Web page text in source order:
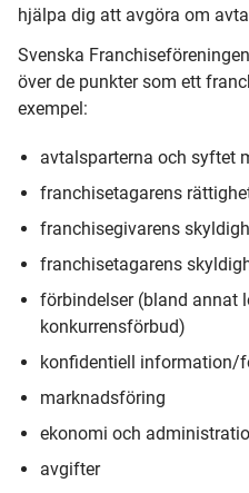
hjälpa dig att avgöra om
Svenska
över de punkter som ett
exempel:
avtalsparterna och syftet
franchisetagarens
franchisegivarens
franchisetagarens
förbindelser (bland annat
konkurrensförbud)
konfidentiell information/
marknadsföring
ekonomi och
avgifter